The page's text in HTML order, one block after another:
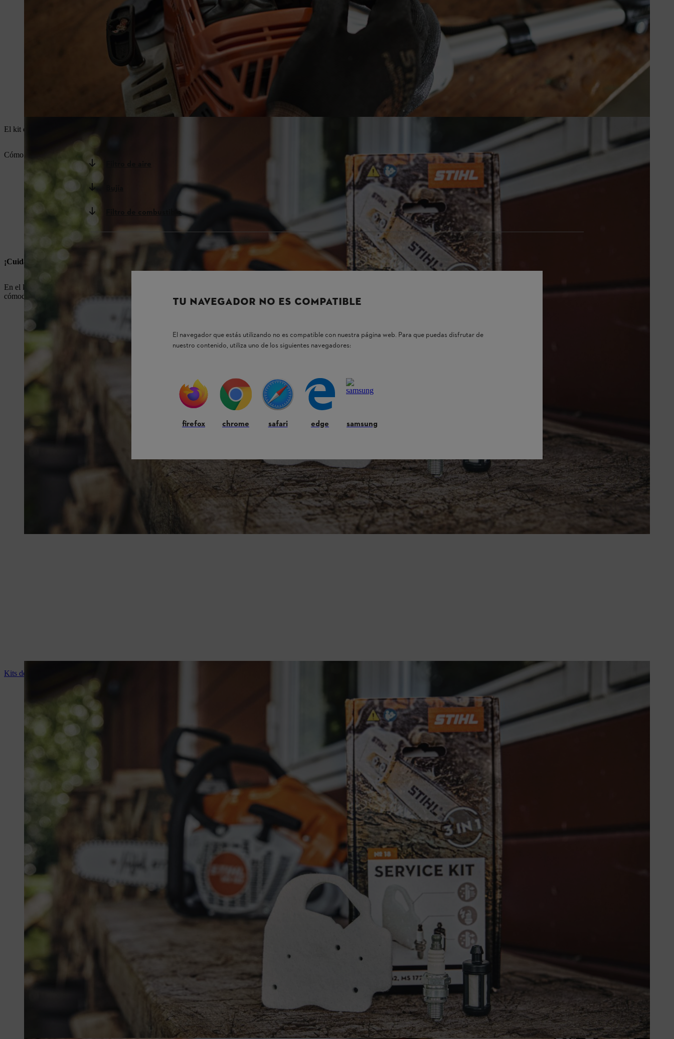
El kit de servicio contiene una bujía, un filtro de combustible y un filtro de aire.
Cómo funciona la sustitución de los componentes:
Filtro de combustible
¡Cuida tu máquina STIHL y no te decepcionará!
En el kit de servicio STIHL encontrarás todas las piezas originales STIHL necesarias para el mantenimiento periódico. Estas se pueden cambiar de forma muy sencilla y
cómoda. Si tienes alguna pregunta, ponte en contacto con tu
distribuidor especializado STIHL .
Kits de servicio
TU NAVEGADOR NO ES COMPATIBLE
El navegador que estás utilizando no es compatible con nuestra página web. Para que puedas disfrutar de
nuestro contenido, utiliza uno de los siguientes navegadores:
firefox chrome safari edge samsung